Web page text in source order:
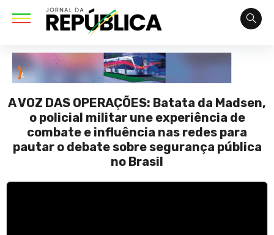
A VOZ DAS OPERAÇÕES: Batata da Madsen,
o policial militar une experiência de
combate e influência nas redes para
pautar o debate sobre segurança pública
no Brasil